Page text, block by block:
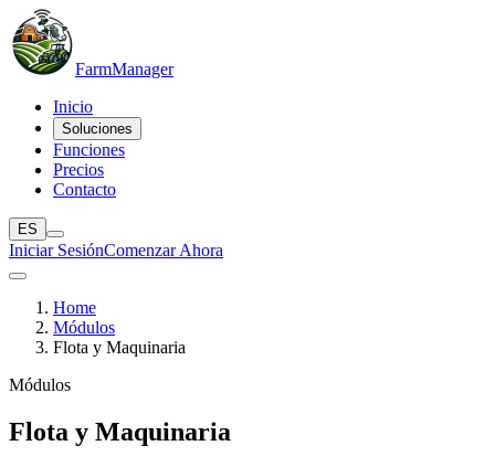
FarmManager
Inicio
Soluciones
Funciones
Precios
Contacto
ES
Iniciar SesiónComenzar Ahora
Home
Módulos
Flota y Maquinaria
Módulos
Flota y Maquinaria